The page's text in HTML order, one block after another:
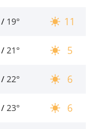
/ 19° 11
/ 21° 5
/ 22° 6
/ 23° 6